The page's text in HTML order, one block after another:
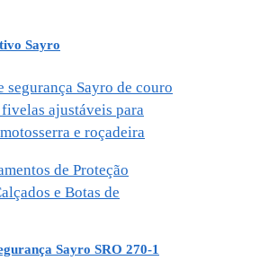
Sayro
de Proteção
e Botas de
Sayro SRO 270-1